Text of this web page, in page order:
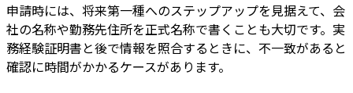
申請時には、将来第一種へのステップアップを見据えて、会
社の名称や勤務先住所を正式名称で書くことも大切です。実
務経験証明書と後で情報を照合するときに、不一致があると
確認に時間がかかるケースがあります。